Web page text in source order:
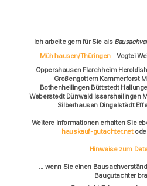
Ich arbeite gern für Sie als
Mühlhausen/Thüringen
Vogtei
Oppershausen Flarchheim
Großengottern Kammerforst
Bothenheilingen Büttstedt
Weberstedt Dünwald Issersheilingen
Silberhausen Dingelstädt
Weitere Informationen erhalten Sie
hauskauf-gutachter.net
Hinweise zum
... wenn Sie einen
Baugutachter